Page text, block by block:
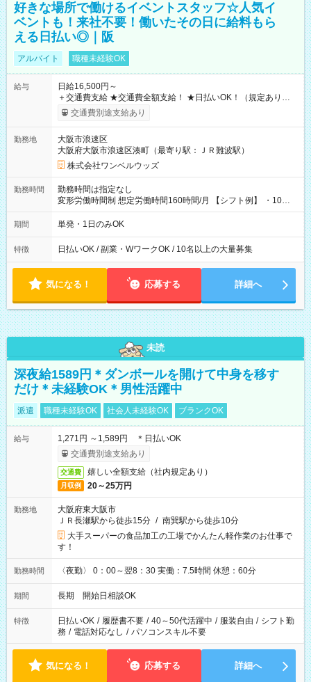
好きな場所で働けるイベントスタッフ☆人気イ
ベントも！来社不要！働いたその日に給料もら
える日払い◎｜阪
アルバイト 職種未経験OK
給与
日給16,500円～
＋交通費支給 ★交通費全額支給！ ★日払いOK！（規定あり） ┗
働いたその日に現金GET♪ お仕事後はコンビニATMから 日払
交通費別途支給あり
勤務地
大阪市浪速区
大阪府大阪市浪速区湊町（最寄り駅：ＪＲ難波駅）
株式会社ワンベルウッズ
勤務時間
勤務時間は指定なし
変形労働時間制 想定労働時間160時間/月 【シフト例】 ・10：
00～20：00
期間 単発・1日のみOK
特徴 日払いOK / 副業・WワークOK / 10名以上の大量募集
気になる！ 応募する 詳細へ
未読
深夜給1589円＊ダンボールを開けて中身を移す
だけ＊未経験OK＊男性活躍中
派遣 職種未経験OK 社会人未経験OK ブランクOK
給与
1,271円 ～1,589円 ＊日払いOK
交通費別途支給あり
交通費 嬉しい全額支給（社内規定あり）
月収例 20～25万円
勤務地
大阪府東大阪市
ＪＲ長瀬駅から徒歩15分 / 南巽駅から徒歩10分
大手スーパーの食品加工の工場でかんたん軽作業のお仕事で
す！
勤務時間 〈夜勤〉 0：00～翌8：30 実働：7.5時間 休憩：60分
期間 長期 開始日相談OK
特徴 日払いOK / 履歴書不要 / 40～50代活躍中 / 服装自由 / シフト勤
務 / 電話対応なし / パソコンスキル不要
気になる！ 応募する 詳細へ